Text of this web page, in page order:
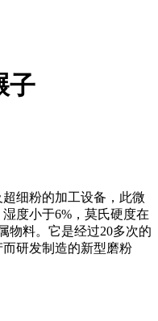
子
细粉的加工设备，此微
度小于6%，莫氏硬度在
物料。它是经过20多次的
研发制造的新型磨粉